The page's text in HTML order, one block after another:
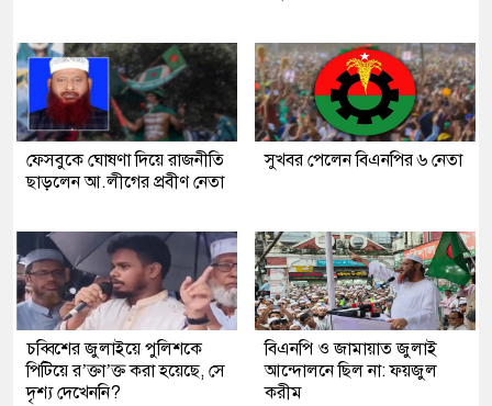
ফেসবুকে ঘোষণা দিয়ে রাজনীতি
ছাড়লেন আ.লীগের প্রবীণ নেতা
সুখবর পেলেন বিএনপির ৬ নেতা
চব্বিশের জুলাইয়ে পুলিশকে
পিটিয়ে র’ক্তা’ক্ত করা হয়েছে, সে
দৃশ্য দেখেননি?
বিএনপি ও জামায়াত জুলাই
আন্দোলনে ছিল না: ফয়জুল
করীম